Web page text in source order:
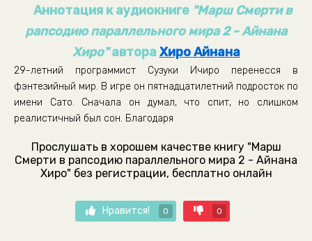
Аннотация к аудиокниге "Марш Смерти в
рапсодию параллельного мира 2 - Айнана
Хиро"автора Хиро Айнана
29-летний программист Сузуки Ичиро перенесся в
фэнтезийный мир. В игре он пятнадцатилетний подросток по
имени Сато. Сначала он думал, что спит, но слишком
реалистичный был сон. Благодаря
Прослушать в хорошем качестве книгу "Марш
Смерти в рапсодию параллельного мира 2 - Айнана
Хиро" без регистрации, бесплатно онлайн
Нравится! 0 0